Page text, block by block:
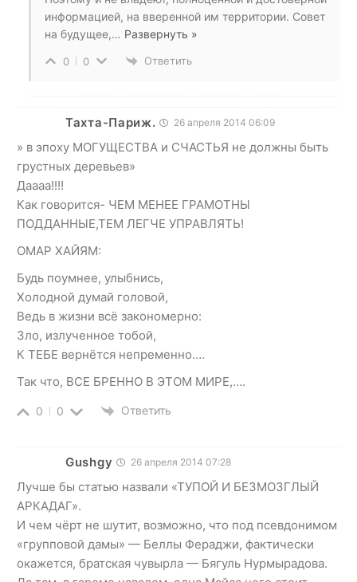
информацией, на вверенной им территории. Совет
на будущее,… Развернуть »
0 0 Ответить
Тахта-Париж. 26 апреля 2014 06:09
» в эпоху МОГУЩЕСТВА и СЧАСТЬЯ не должны быть
грустных деревьев»
Даааа!!!!
Как говорится- ЧЕМ МЕНЕЕ ГРАМОТНЫ
ПОДДАННЫЕ,ТЕМ ЛЕГЧЕ УПРАВЛЯТЬ!
ОМАР ХАЙЯМ:
Будь поумнее, улыбнись,
Холодной думай головой,
Ведь в жизни всё закономерно:
Зло, излученное тобой,
К ТЕБЕ вернётся непременно….
Так что, ВСЕ БРЕННО В ЭТОМ МИРЕ,….
0 0 Ответить
Gushgy 26 апреля 2014 07:28
Лучше бы статью назвали «ТУПОЙ И БЕЗМОЗГЛЫЙ
АРКАДАГ».
И чем чёрт не шутит, возможно, что под псевдонимом
«групповой дамы» — Беллы Фераджи, фактически
окажется, братская чувырла — Бягуль Нурмырадова.